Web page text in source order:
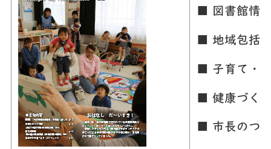
■ 図書館情
■ 地域包括
■ 子育て・
■ 健康づく
■ 市長のつ